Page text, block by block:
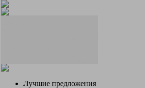
Лучшие предложения